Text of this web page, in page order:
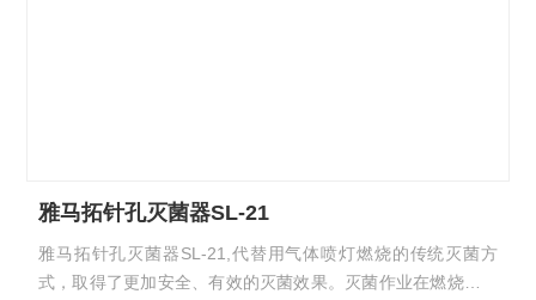
雅马拓针孔灭菌器SL-21
雅马拓针孔灭菌器SL-21,代替用气体喷灯燃烧的传统灭菌方
式，取得了更加安全、有效的灭菌效果。灭菌作业在燃烧管内